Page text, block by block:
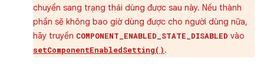
chuyển sang trạng thái dùng được sau này. Nếu thành
phần sẽ không bao giờ dùng được cho người dùng nữa,
hãy truyền COMPONENT_ENABLED_STATE_DISABLED vào
setComponentEnabledSetting().